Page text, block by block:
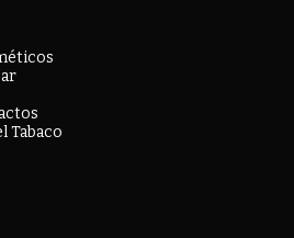
Tabaco